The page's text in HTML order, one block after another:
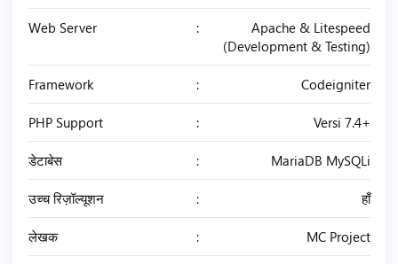
Web Server
Apache & Litespeed
(Development & Testing)
Framework Codeigniter
PHP Support Versi 7.4+
डेटाबेस MariaDB MySQLi
उच्च रिज़ॉल्यूशन हाँ
लेखक MC Project